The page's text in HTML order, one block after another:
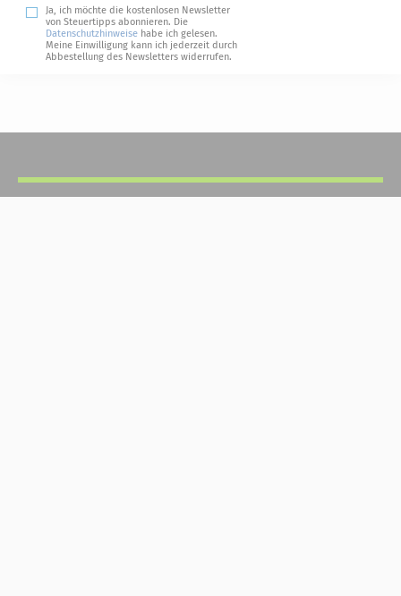
Ja, ich möchte die kostenlosen Newsletter
von Steuertipps abonnieren. Die
Datenschutzhinweise habe ich gelesen.
Meine Einwilligung kann ich jederzeit durch
Abbestellung des Newsletters widerrufen.